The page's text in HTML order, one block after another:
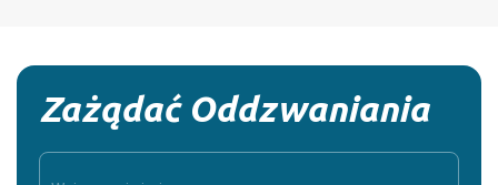
Zażądać Oddzwaniania